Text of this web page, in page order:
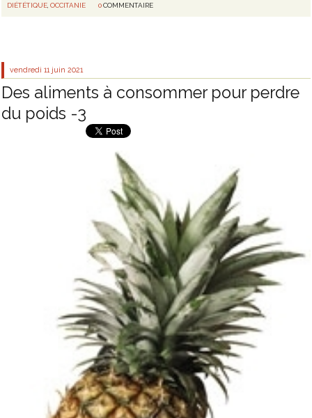
DIÉTÉTIQUE ,OCCITANIE 0 COMMENTAIRE
vendredi 11 juin 2021
Des aliments à consommer pour perdre
du poids -3